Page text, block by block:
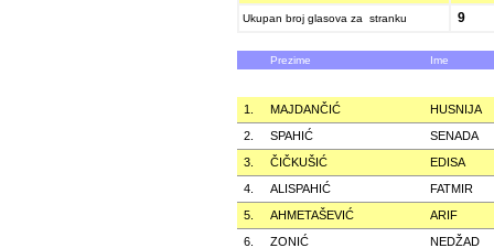
Ukupan broj glasova za stranku 9
Prezime Ime
1. MAJDANČIĆ
HUSNIJA
2.
SPAHIĆ
SENADA
3.
ČIČKUŠIĆ
EDISA
4.
ALISPAHIĆ
FATMIR
5.
AHMETAŠEVIĆ
ARIF
6.
ZONIĆ
NEDŽAD